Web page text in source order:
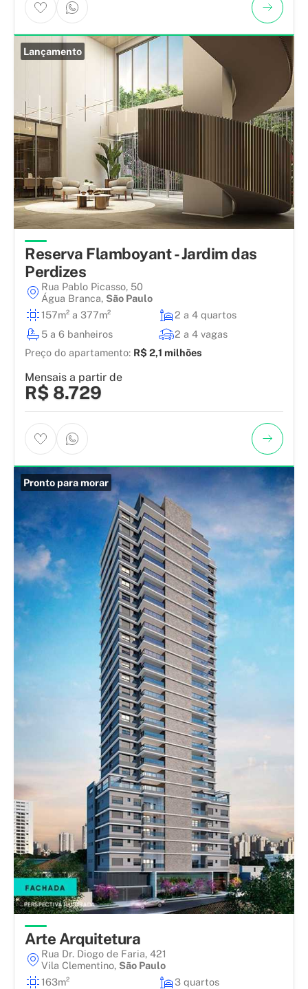
Lançamento
Reserva Flamboyant - Jardim das
Perdizes
Rua Pablo Picasso, 50
Água Branca, São Paulo
157m² a 377m²
2 a 4 quartos
5 a 6 banheiros
2 a 4 vagas
Preço do apartamento: R$ 2,1 milhões
Mensais a partir de
R$ 8.729
Pronto para morar
Arte Arquitetura
Rua Dr. Diogo de Faria, 421
Vila Clementino, São Paulo
163m²
3 quartos